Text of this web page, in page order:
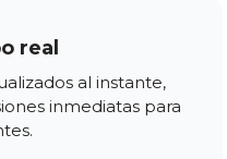
real
al instante,
inmediatas para